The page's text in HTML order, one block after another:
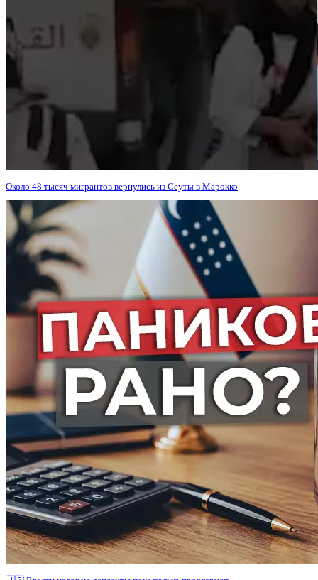
Около 48 тысяч мигрантов вернулись из Сеуты в Марокко